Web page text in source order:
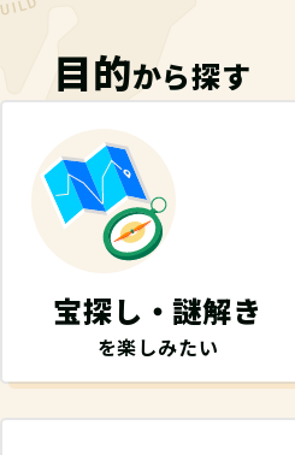
目的から探す
宝探し・謎解き
を楽しみたい